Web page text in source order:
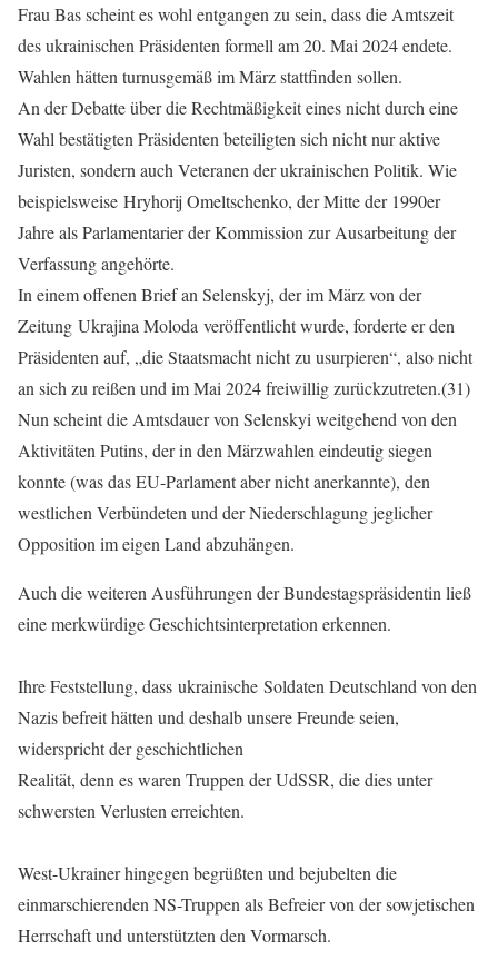
Frau Bas scheint es wohl entgangen zu sein, dass die Amtszeit
des ukrainischen Präsidenten formell am 20. Mai 2024 endete.
Wahlen hätten turnusgemäß im März stattfinden sollen.
An der Debatte über die Rechtmäßigkeit eines nicht durch eine
Wahl bestätigten Präsidenten beteiligten sich nicht nur aktive
Juristen, sondern auch Veteranen der ukrainischen Politik. Wie
beispielsweise Hryhorij Omeltschenko, der Mitte der 1990er
Jahre als Parlamentarier der Kommission zur Ausarbeitung der
Verfassung angehörte.
In einem offenen Brief an Selenskyj, der im März von der
Zeitung Ukrajina Moloda veröffentlicht wurde, forderte er den
Präsidenten auf, „die Staatsmacht nicht zu usurpieren“, also nicht
an sich zu reißen und im Mai 2024 freiwillig zurückzutreten.(31)
Nun scheint die Amtsdauer von Selenskyi weitgehend von den
Aktivitäten Putins, der in den Märzwahlen eindeutig siegen
konnte (was das EU-Parlament aber nicht anerkannte), den
westlichen Verbündeten und der Niederschlagung jeglicher
Opposition im eigen Land abzuhängen.
Auch die weiteren Ausführungen der Bundestagspräsidentin ließ
eine merkwürdige Geschichtsinterpretation erkennen.
Ihre Feststellung, dass ukrainische Soldaten Deutschland von den
Nazis befreit hätten und deshalb unsere Freunde seien,
widerspricht der geschichtlichen
Realität, denn es waren Truppen der UdSSR, die dies unter
schwersten Verlusten erreichten.
West-Ukrainer hingegen begrüßten und bejubelten die
einmarschierenden NS-Truppen als Befreier von der sowjetischen
Herrschaft und unterstützten den Vormarsch.